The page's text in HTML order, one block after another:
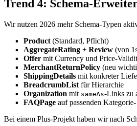
Trend 4: Schema-
Wir nutzen 2026 mehr Schema-Typen
Product (Standard, Pflicht)
AggregateRating + Review (von
Offer mit Currency und Price-
MerchantReturnPolicy (neu
ShippingDetails mit konkreter
BreadcrumbList für Hierarchie
Organization mit sameAs-Links zu
FAQPage auf passenden
Bei einem Plus-Projekt haben wir nach